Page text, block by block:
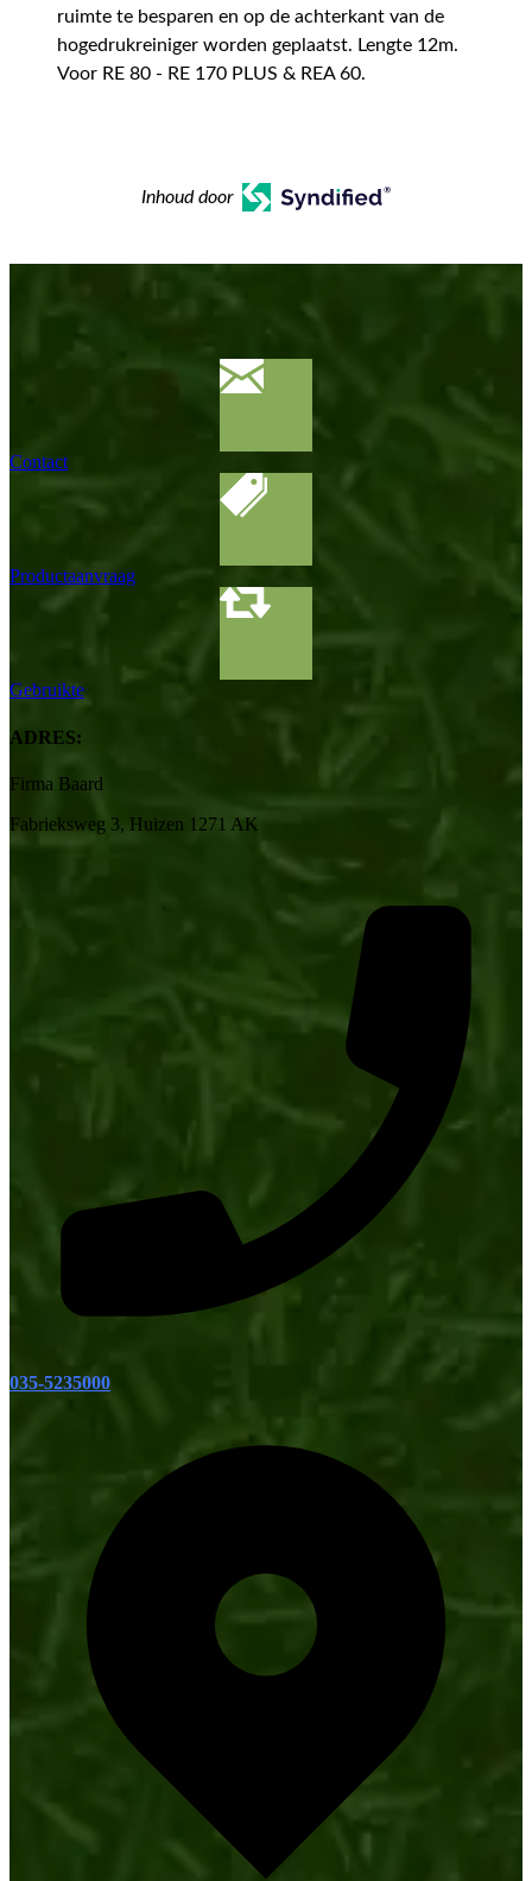
ruimte te besparen en op de achterkant van de
hogedrukreiniger worden geplaatst. Lengte 12m.
Voor RE 80 - RE 170 PLUS & REA 60.
Inhoud door
Contact
Productaanvraag
Gebruikte
ADRES:
Firma Baard
Fabrieksweg 3, Huizen 1271 AK
035-5235000